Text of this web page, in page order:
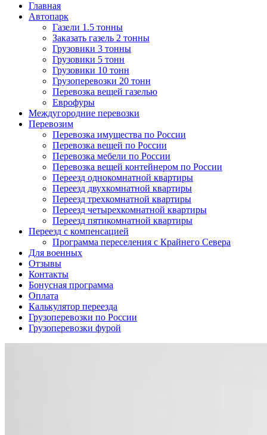
Главная
Автопарк
Газели 1.5 тонны
Заказать газель 2 тонны
Грузовики 3 тонны
Грузовики 5 тонн
Грузовики 10 тонн
Грузоперевозки 20 тонн
Перевозка вещей газелью
Еврофуры
Междугородние перевозки
Перевозим
Перевозка имущества по России
Перевозка вещей по России
Перевозка мебели по России
Перевозка вещей контейнером по России
Переезд однокомнатной квартиры
Переезд двухкомнатной квартиры
Переезд трехкомнатной квартиры
Переезд четырехкомнатной квартиры
Переезд пятикомнатной квартиры
Переезд с компенсацией
Программа переселения с Крайнего Севера
Для военных
Отзывы
Контакты
Бонусная программа
Оплата
Калькулятор переезда
Грузоперевозки по России
Грузоперевозки фурой